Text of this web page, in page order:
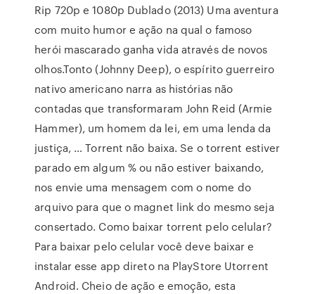
Rip 720p e 1080p Dublado (2013) Uma aventura
com muito humor e ação na qual o famoso
herói mascarado ganha vida através de novos
olhos.Tonto (Johnny Deep), o espírito guerreiro
nativo americano narra as histórias não
contadas que transformaram John Reid (Armie
Hammer), um homem da lei, em uma lenda da
justiça, … Torrent não baixa. Se o torrent estiver
parado em algum % ou não estiver baixando,
nos envie uma mensagem com o nome do
arquivo para que o magnet link do mesmo seja
consertado. Como baixar torrent pelo celular?
Para baixar pelo celular você deve baixar e
instalar esse app direto na PlayStore Utorrent
Android. Cheio de ação e emoção, esta